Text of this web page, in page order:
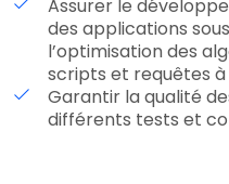
Assurer le
des applications
l’optimisation des
scripts et requêtes
Garantir la qualité
différents tests et